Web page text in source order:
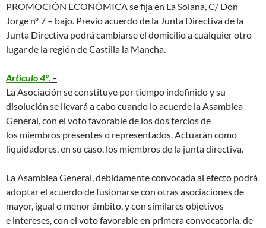
PROMOCIÓN ECONÓMICA se fija en La Solana, C/ Don
Jorge nº 7 – bajo. Previo acuerdo de la Junta Directiva de la
Junta Directiva podrá cambiarse el domicilio a cualquier otro
lugar de la región de Castilla la Mancha.
Articulo 4º. –
La Asociación se constituye por tiempo indefinido y su
disolución se llevará a cabo cuando lo acuerde la Asamblea
General, con el voto favorable de los dos tercios de
los miembros presentes o representados. Actuarán como
liquidadores, en su caso, los miembros de la junta directiva.
La Asamblea General, debidamente convocada al efecto podrá
adoptar el acuerdo de fusionarse con otras asociaciones de
mayor, igual o menor ámbito, y con similares objetivos
e intereses, con el voto favorable en primera convocatoria, de